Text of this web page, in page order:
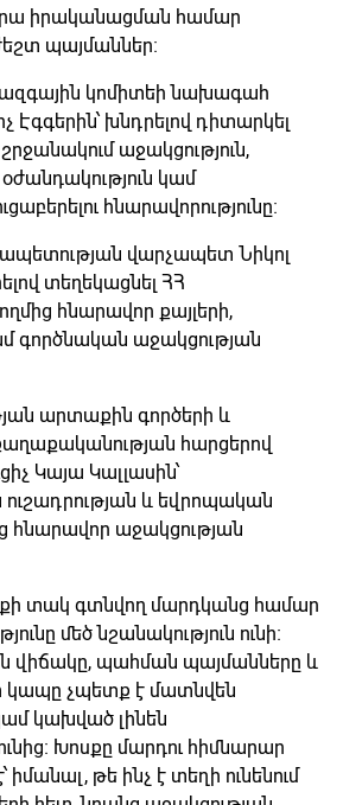
իրականացման համար
պայմաններ։
կոմիտեի նախագահ
Էգգերին՝ խնդրելով դիտարկել
աջակցություն,
կամ
հնարավորությունը։
վարչապետ Նիկոլ
տեղեկացնել ՀՀ
հնարավոր քայլերի,
գործնական աջակցության
արտաքին գործերի և
հարցերով
Կայա Կալլասին՝
և եվրոպական
հնարավոր աջակցության
տակ գտնվող մարդկանց համար
մեծ նշանակություն ունի։
վիճակը, պահման պայմանները և
կապը չպետք է մատնվեն
կախված լինեն
Խոսքը մարդու հիմնարար
իմանալ, թե ինչ է տեղի ունենում